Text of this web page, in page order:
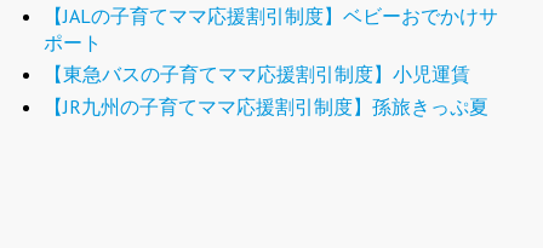
【JALの子育てママ応援割引制度】ベビーおでかけサ
ポート
【東急バスの子育てママ応援割引制度】小児運賃
【JR九州の子育てママ応援割引制度】孫旅きっぷ夏